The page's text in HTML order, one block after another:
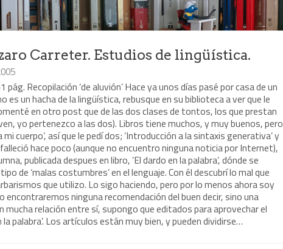
Carreter. Estudios de lingüística.
Recopilación ‘de aluvión’ Hace ya unos días pasé por casa de un
es un hacha de la lingüística, rebusque en su biblioteca a ver que le
en otro post que de las dos clases de tontos, los que prestan
yo pertenezco a las dos). Libros tiene muchos, y muy buenos, pero
cuerpo’, así que le pedí dos; ‘Introducción a la sintaxis generativa’ y
hace poco (aunque no encuentro ninguna noticia por Internet),
publicada despues en libro, ‘El dardo en la palabra’, dónde se
de ‘malas costumbres’ en el lenguaje. Con él descubrí lo mal que
que utilizo. Lo sigo haciendo, pero por lo menos ahora soy
encontraremos ninguna recomendación del buen decir, sino una
mucha relación entre sí, supongo que editados para aprovechar el
palabra’. Los artículos están muy bien, y pueden dividirse…